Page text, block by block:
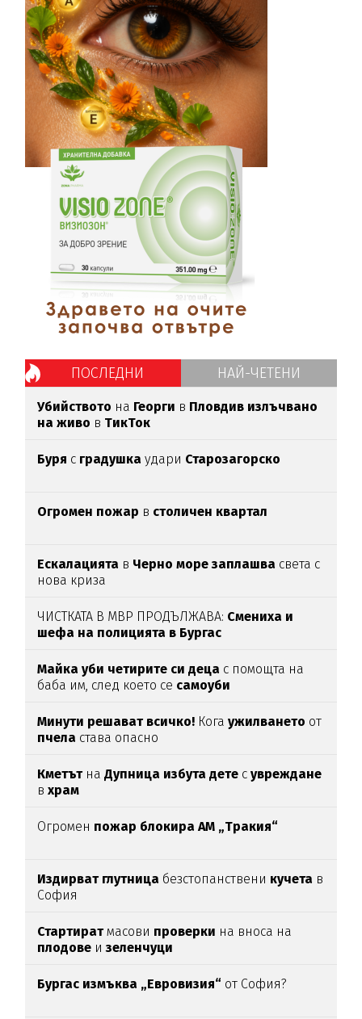
ПОСЛЕДНИ НАЙ-ЧЕТЕНИ
Убийството на Георги в Пловдив излъчвано
на живо в ТикТок
Буря с градушкаудари Старозагорско
Огромен пожар в столичен квартал
Ескалацията в Черно море заплашва света с
нова криза
ЧИСТКАТА В МВР ПРОДЪЛЖАВА: Смениха и
шефа на полицията в Бургас
Майка уби четирите си деца с помощта на
баба им, след което се самоуби
Минути решават всичко! Когаужилването от
пчела става опасно
Кметът наДупница избута дете сувреждане
вхрам
Огромен пожар блокира АМ „Тракия“
Издирват глутница безстопанствени кучета в
София
Стартиратмасови проверки на вноса на
плодове и зеленчуци
Бургас измъква „Евровизия“ от София?